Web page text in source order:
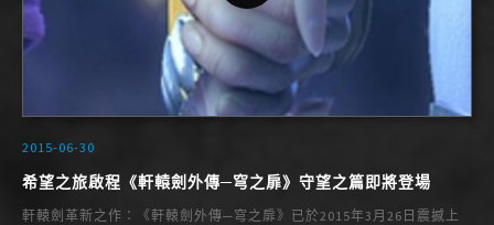
2015-06-30
希望之旅啟程《軒轅劍外傳─穹之扉》守望之篇即將登場
軒轅劍革新之作：《軒轅劍外傳─穹之扉》已於2015年3月26日震撼上